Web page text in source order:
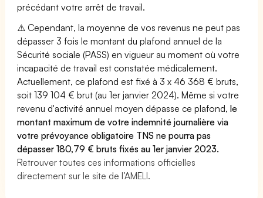
précédant votre arrêt de travail.
⚠️ Cependant, la moyenne de vos revenus ne peut pas
dépasser 3 fois le montant du plafond annuel de la
Sécurité sociale (PASS) en vigueur au moment où votre
incapacité de travail est constatée médicalement.
Actuellement, ce plafond est fixé à 3 x 46 368 € bruts,
soit 139 104 € brut (au 1er janvier 2024). Même si votre
revenu d'activité annuel moyen dépasse ce plafond,le
montant maximum de votre indemnité journalière via
votre prévoyance obligatoire TNS ne pourra pas
dépasser 180,79 € bruts fixés au 1er janvier 2023.
Retrouver toutes ces informations officielles
directement sur le site de l’AMELI.